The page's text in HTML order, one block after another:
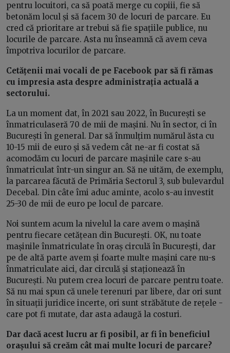
pentru locuitori, ca să poată merge cu copiii, fie să
betonăm locul și să facem 30 de locuri de parcare. Eu
cred că prioritare ar trebui să fie spațiile publice, nu
locurile de parcare. Asta nu înseamnă că avem ceva
împotriva locurilor de parcare.
Cetățenii mai vocali de pe Facebook par să fi rămas
cu impresia asta despre administrația actuală a
sectorului.
La un moment dat, în 2021 sau 2022, în București se
înmatriculaseră 70 de mii de mașini. Nu în sector, ci în
București în general. Dar să înmulțim numărul ăsta cu
10-15 mii de euro și să vedem cât ne-ar fi costat să
acomodăm cu locuri de parcare mașinile care s-au
înmatriculat într-un singur an. Să ne uităm, de exemplu,
la parcarea făcută de Primăria Sectorul 3, sub bulevardul
Decebal. Din câte îmi aduc aminte, acolo s-au investit
25-30 de mii de euro pe locul de parcare.
Noi suntem acum la nivelul la care avem o mașină
pentru fiecare cetățean din București. OK, nu toate
mașinile înmatriculate în oraș circulă în București, dar
pe de altă parte avem și foarte multe mașini care nu-s
înmatriculate aici, dar circulă și staționează în
București. Nu putem crea locuri de parcare pentru toate.
Să nu mai spun că unele terenuri par libere, dar ori sunt
în situații juridice incerte, ori sunt străbătute de rețele -
care pot fi mutate, dar asta adaugă la costuri.
Dar dacă acest lucru ar fi posibil, ar fi în beneficiul
orașului să creăm cât mai multe locuri de parcare?